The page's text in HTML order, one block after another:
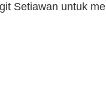
Setiawan untuk